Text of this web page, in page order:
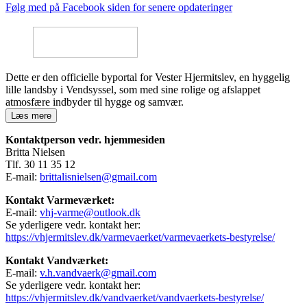
Følg med på Facebook siden for senere opdateringer
Dette er den officielle byportal for Vester Hjermitslev, en hyggelig
lille landsby i Vendsyssel, som med sine rolige og afslappet
atmosfære indbyder til hygge og samvær.
Læs mere
Kontaktperson vedr. hjemmesiden
Britta Nielsen
Tlf. 30 11 35 12
E-mail: brittalisnielsen@gmail.com
Kontakt Varmeværket:
E-mail: vhj-varme@outlook.dk
Se yderligere vedr. kontakt her:
https://vhjermitslev.dk/varmevaerket/varmevaerkets-bestyrelse/
Kontakt Vandværket:
E-mail: v.h.vandvaerk@gmail.com
Se yderligere vedr. kontakt her:
https://vhjermitslev.dk/vandvaerket/vandvaerkets-bestyrelse/